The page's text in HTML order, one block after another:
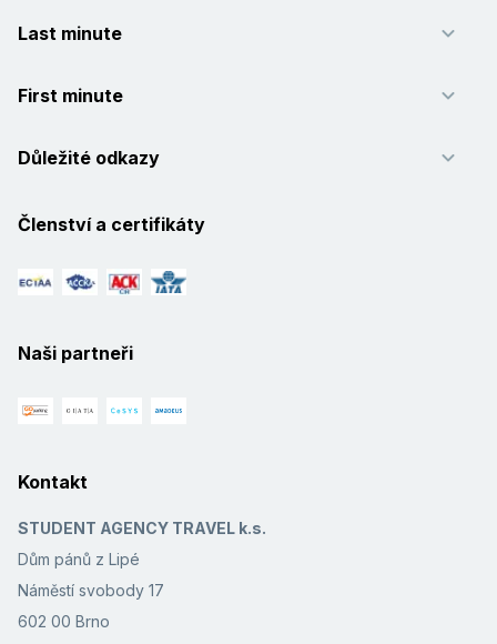
Last minute
First minute
Důležité odkazy
Členství a certifikáty
Naši partneři
Kontakt
STUDENT AGENCY TRAVEL k.s.
Dům pánů z Lipé
Náměstí svobody 17
602 00 Brno